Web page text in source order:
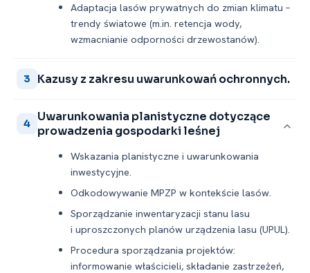
Adaptacja lasów prywatnych do zmian klimatu –
trendy światowe (m.in. retencja wody,
wzmacnianie odporności drzewostanów).
3 Kazusy z zakresu uwarunkowań ochronnych.
4
Uwarunkowania planistyczne dotyczące
prowadzenia gospodarki leśnej
Wskazania planistyczne i uwarunkowania
inwestycyjne.
Odkodowywanie MPZP w kontekście lasów.
Sporządzanie inwentaryzacji stanu lasu
i uproszczonych planów urządzenia lasu (UPUL).
Procedura sporządzania projektów:
informowanie właścicieli, składanie zastrzeżeń,